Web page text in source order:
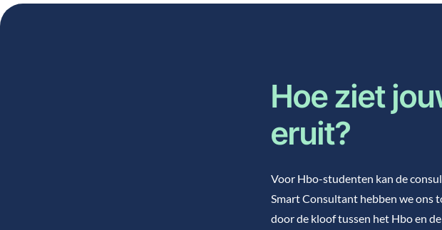
Hoe ziet
eruit?
Voor Hbo-studenten kan de
Smart Consultant hebben we ons
door de kloof tussen het Hbo en